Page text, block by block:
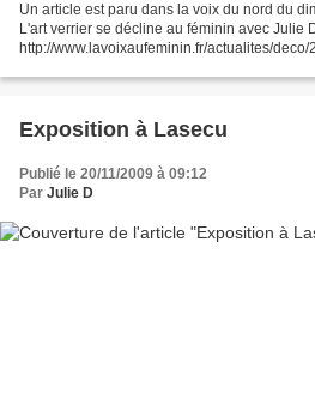
Un article est paru dans la voix du nord du
L'art verrier se décline au féminin avec Julie
http://www.lavoixaufeminin.fr/actualites/
Exposition à Lasecu
Publié le 20/11/2009 à 09:12
Par Julie D